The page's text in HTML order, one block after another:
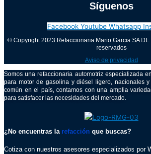
Síguenos
Facebook Youtube Whatsapp
© Copyright 2023 Refaccionaria Mario Garcia SA
reservados
Aviso de privacidad
Somos una refaccionaria automotriz especializada
para motor de gasolina y diésel ligero, nacionales
común en el país, contamos con una amplia
para satisfacer las necesidades del mercado.
¿No encuentras la refacción que buscas?
Cotiza con nuestros asesores especializados por